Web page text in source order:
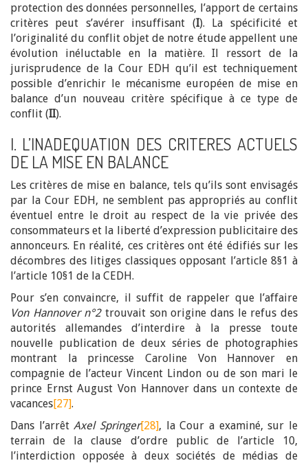
protection des données personnelles, l’apport de certains
critères peut s’avérer insuffisant (I). La spécificité et
l’originalité du conflit objet de notre étude appellent une
évolution inéluctable en la matière. Il ressort de la
jurisprudence de la Cour EDH qu’il est techniquement
possible d’enrichir le mécanisme européen de mise en
balance d’un nouveau critère spécifique à ce type de
conflit (II).
I. L’INADEQUATION DES CRITERES ACTUELS
DE LA MISE EN BALANCE
Les critères de mise en balance, tels qu’ils sont envisagés
par la Cour EDH, ne semblent pas appropriés au conflit
éventuel entre le droit au respect de la vie privée des
consommateurs et la liberté d’expression publicitaire des
annonceurs. En réalité, ces critères ont été édifiés sur les
décombres des litiges classiques opposant l’article 8§1 à
l’article 10§1 de la CEDH.
Pour s’en convaincre, il suffit de rappeler que l’affaire
Von Hannover n°2trouvait son origine dans le refus des
autorités allemandes d’interdire à la presse toute
nouvelle publication de deux séries de photographies
montrant la princesse Caroline Von Hannover en
compagnie de l’acteur Vincent Lindon ou de son mari le
prince Ernst August Von Hannover dans un contexte de
vacances[27].
Dans l’arrêtAxel Springer[28], la Cour a examiné, sur le
terrain de la clause d’ordre public de l’article 10,
l’interdiction opposée à deux sociétés de médias de